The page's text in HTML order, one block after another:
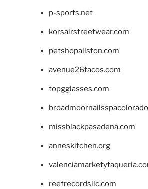
p-sports.net
korsairstreetwear.com
petshopallston.com
avenue26tacos.com
topgglasses.com
missblackpasadena.com
anneskitchen.org
reefrecordsllc.com